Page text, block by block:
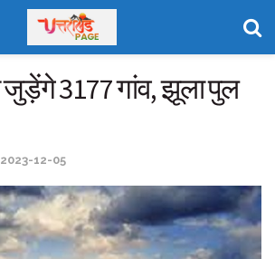
3177 गांव, झूला पुल
2023-12-05